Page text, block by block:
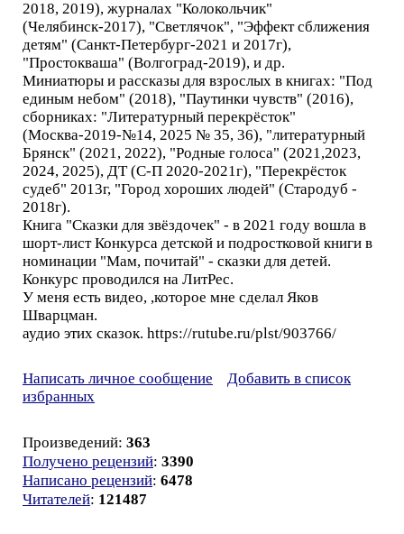
2018, 2019), журналах "Колокольчик"
(Челябинск-2017), "Светлячок", "Эффект сближения
детям" (Санкт-Петербург-2021 и 2017г),
"Простокваша" (Волгоград-2019), и др.
Миниатюры и рассказы для взрослых в книгах: "Под
единым небом" (2018), "Паутинки чувств" (2016),
сборниках: "Литературный перекрёсток"
(Москва-2019-№14, 2025 № 35, 36), "литературный
Брянск" (2021, 2022), "Родные голоса" (2021,2023,
2024, 2025), ДТ (С-П 2020-2021г), "Перекрёсток
судеб" 2013г, "Город хороших людей" (Стародуб -
2018г).
Книга "Сказки для звёздочек" - в 2021 году вошла в
шорт-лист Конкурса детской и подростковой книги в
номинации "Мам, почитай" - сказки для детей.
Конкурс проводился на ЛитРес.
У меня есть видео, ,которое мне сделал Яков
Шварцман.
аудио этих сказок. https://rutube.ru/plst/903766/
Написать личное сообщение
Добавить в список
избранных
Произведений: 363
Получено рецензий: 3390
Написано рецензий: 6478
Читателей: 121487